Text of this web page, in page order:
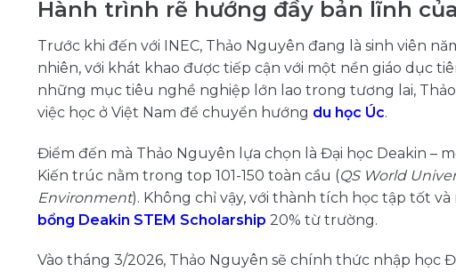
Hành trình rẽ hướng đầy bản lĩnh
Trước khi đến với INEC, Thảo Nguyên đang là sinh viên
nhiên, với khát khao được tiếp cận với một nền giáo dục
những mục tiêu nghề nghiệp lớn lao trong tương lai,
việc học ở Việt Nam để chuyển hướng du học Úc.
Điểm đến mà Thảo Nguyên lựa chọn là Đại học Deakin –
Kiến trúc nằm trong top 101-150 toàn cầu (QS World
Environment). Không chỉ vậy, với thành tích học tập tốt
bổng Deakin STEM Scholarship 20% từ trường.
Vào tháng 3/2026, Thảo Nguyên sẽ chính thức nhập học